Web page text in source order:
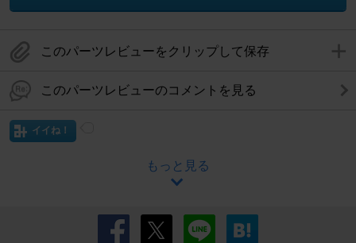
このパーツレビューをクリップして保存
このパーツレビューのコメントを見る
イイね！
もっと見る